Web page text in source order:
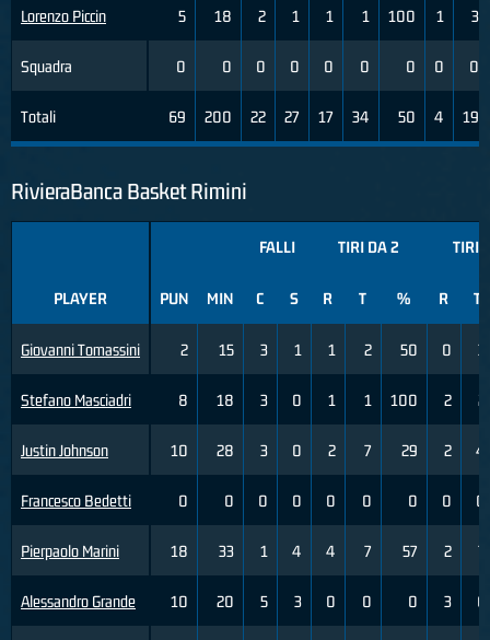
Lorenzo Piccin
Squadra
Totali
5 18 2 1 1 1 100 1 3
0 0 0 0 0 0 0 0 0
69 200 22 27 17 34 50 4 19
RivieraBanca Basket Rimini
PLAYER
Giovanni Tomassini
Stefano Masciadri
Justin Johnson
Francesco Bedetti
Pierpaolo Marini
Alessandro Grande
FALLI TIRI DA 2 TIRI
PUN MIN C S R T % R T
2 15 3 1 1 2 50 0 3
8 18 3 0 1 1 100 2 2
10 28 3 0 2 7 29 2 4
0 0 0 0 0 0 0 0 0
18 33 1 4 4 7 57 2 7
10 20 5 3 0 0 0 3 6